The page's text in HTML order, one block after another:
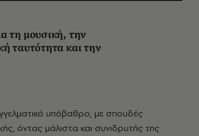
τη μουσική, την
ταυτότητα και την
όντας μάλιστα και συνιδρυτής της